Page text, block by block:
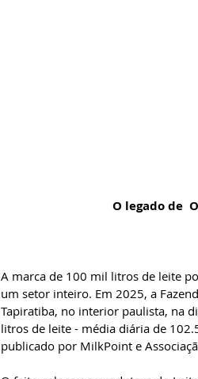
O legado de
A marca de 100 mil litros de leite
um setor inteiro. Em 2025, a
Tapiratiba, no interior paulista, na
litros de leite - média diária de
publicado por MilkPoint e